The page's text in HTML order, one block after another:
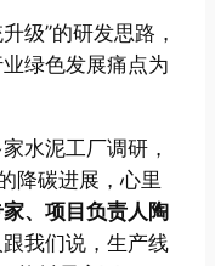
级”的研发思路，
绿色发展痛点为
水泥工厂调研，
降碳进展，心里
、项目负责人陶
跟我们说，生产线